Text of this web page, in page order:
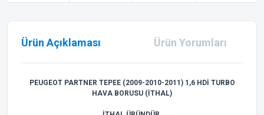
Ürün Açıklaması Ürün Yorumları
PEUGEOT PARTNER TEPEE (2009-2010-2011) 1,6 HDİ TURBO
HAVA BORUSU (İTHAL)